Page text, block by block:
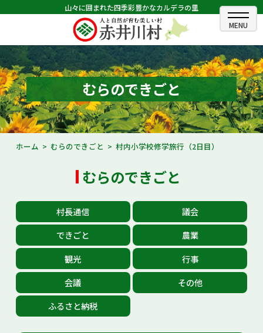
山々に囲まれた四季彩豊かなカルデラの里
ホーム
むらのできごと
むらのプロフィール
くらしの情報
観光・イベント情報
あかいがわ広報
お問い合せ
Select Language
むらのできごと
ホーム むらのできごと 村内小学校修学旅行（2日目）
むらのできごと
村長通信
議会
できごと
農業
観光
行事
会議
その他
ふるさと納税